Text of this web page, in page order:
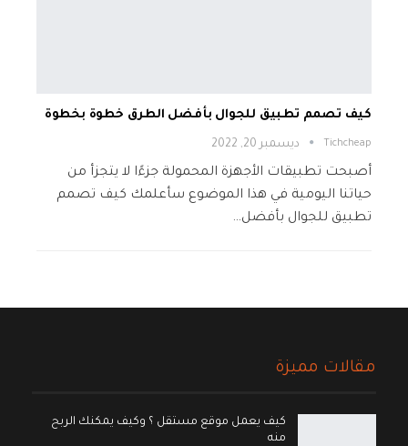
كيف تصمم تطبيق للجوال بأفضل الطرق خطوة بخطوة
Tichcheap ديسمبر 20, 2022
أصبحت تطبيقات الأجهزة المحمولة جزءًا لا يتجزأ من
حياتنا اليومية في هذا الموضوع سأعلمك كيف تصمم
تطبيق للجوال بأفضل…
مقالات مميزة
كيف يعمل موقع مستقل ؟ وكيف يمكنك الربح
منه